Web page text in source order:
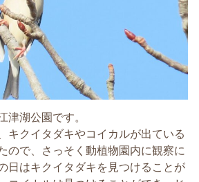
津湖公園です。
キクイタダキやコイカルが出ている
ので、さっそく動植物園内に観察に
日はキクイタダキを見つけることが